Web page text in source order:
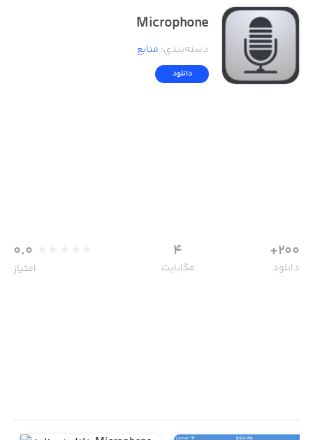
Microphone
دسته‌بندی: منابع
دانلود
200+
دانلود
4
مگابایت
0.0
امتیاز